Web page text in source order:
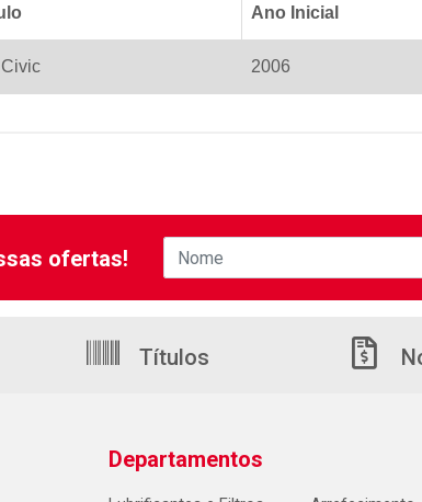
Ano Inicial
2006
ofertas!
Títulos
Departamentos